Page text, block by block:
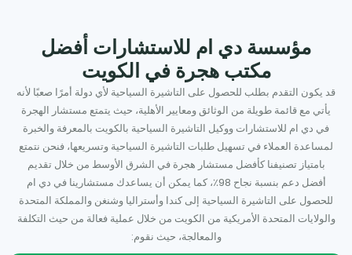
مؤسسة دي ام للاستشارات أفضل
مكتب هجرة في الكويت
قد يكون التقدم بطلب للحصول على التاشيرة السياحية لأي دولة أمرًا صعبًا لأنه
يأتي مع قائمة طويلة من الوثائق ومعايير الأهلية، حيث يتمتع مستشار الهجرة
في دي ام للاستشارات ووكيل التاشيرة السياحية بالكويت بالمعرفة والخبرة
لمساعدة العملاء في تسهيل طلبات التاشيرة السياحية وتسريعها، فنحن نتمتع
بامتياز تصنيفنا كأفضل مستشار هجرة في الشرق الأوسط من خلال تقديم
أفضل دعم بنسبة نجاح 98٪، كما يمكن أن يساعدك مستشارينا في دي ام
للحصول على التاشيرة السياحية إلى كندا وأستراليا وشنغن والمملكة المتحدة
والولايات المتحدة الأمريكية من الكويت من خلال عملية فعالة من حيث التكلفة
والمعالجة، حيث نقوم: